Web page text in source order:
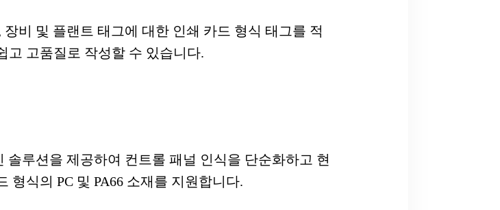
비 및 플랜트 태그에 대한 인쇄 카드 형식 태그를 적
고 고품질로 작성할 수 있습니다.
솔루션을 제공하여 컨트롤 패널 인식을 단순화하고 현
형식의 PC 및 PA66 소재를 지원합니다.